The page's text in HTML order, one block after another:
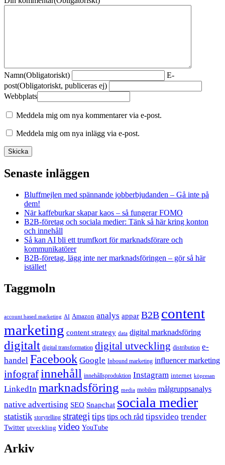
Namn(Obligatoriskt)
E-
post(Obligatoriskt, publiceras ej)
Webbplats
Meddela mig om nya kommentarer via e-post.
Meddela mig om nya inlägg via e-post.
Senaste inläggen
Bluffmejlen med spännande jobberbjudanden – Gå inte på
dem!
När kaffeburkar skapar kaos – så fungerar FOMO
B2B-företag och sociala medier: Tänk så här kring konton
och innehåll
Så kan AI bli ett trumfkort för marknadsförare och
kommunikatörer
B2B-företag, lägg inte ner marknadsföringen – gör så här
istället!
Taggmoln
account based marketing AI Amazon analys appar B2B content
marketing content strategy data digital marknadsföring
digitalt digital transformation digital utveckling distribution e-
handel Facebook Google Inbound marketing influencer marketing
infograf innehåll innehållsproduktion Instagram internet köpresan
LinkedIn marknadsföring media mobilen målgruppsanalys
native advertising SEO Snapchat sociala medier
statistik storytelling strategi tips tips och råd tipsvideo trender
Twitter utveckling video YouTube
Arkiv